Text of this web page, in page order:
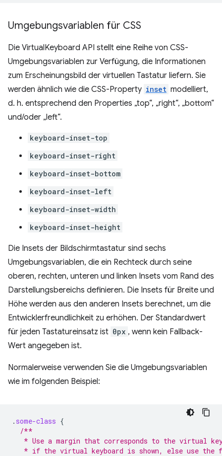
Umgebungsvariablen für CSS
Die VirtualKeyboard API stellt eine Reihe von CSS-
Umgebungsvariablen zur Verfügung, die Informationen
zum Erscheinungsbild der virtuellen Tastatur liefern. Sie
werden ähnlich wie die CSS-Property inset modelliert,
d. h. entsprechend den Properties „top“, „right“, „bottom“
und/oder „left“.
keyboard-inset-top
keyboard-inset-right
keyboard-inset-bottom
keyboard-inset-left
keyboard-inset-width
keyboard-inset-height
Die Insets der Bildschirmtastatur sind sechs
Umgebungsvariablen, die ein Rechteck durch seine
oberen, rechten, unteren und linken Insets vom Rand des
Darstellungsbereichs definieren. Die Insets für Breite und
Höhe werden aus den anderen Insets berechnet, um die
Entwicklerfreundlichkeit zu erhöhen. Der Standardwert
für jeden Tastatureinsatz ist 0px , wenn kein Fallback-
Wert angegeben ist.
Normalerweise verwenden Sie die Umgebungsvariablen
wie im folgenden Beispiel:
. some-class {
/**
* Use a margin that corresponds to the virtual
* if the virtual keyboard is shown, else use the